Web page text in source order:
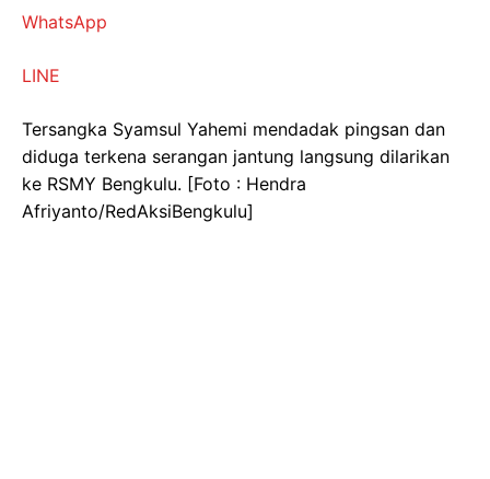
WhatsApp
LINE
Tersangka Syamsul Yahemi mendadak pingsan dan
diduga terkena serangan jantung langsung dilarikan
ke RSMY Bengkulu. [Foto : Hendra
Afriyanto/RedAksiBengkulu]